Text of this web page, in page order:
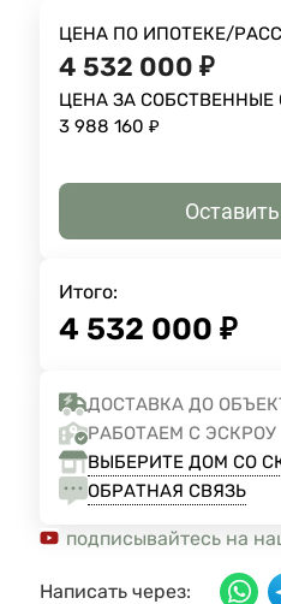
ЦЕНА ПО ИПОТЕКЕ/
4 532 000 ₽
ЦЕНА ЗА СОБСТВЕННЫЕ
3 988 160 ₽
Итого:
4 532 000 ₽
ДОСТАВКА ДО
РАБОТАЕМ С ЭСКРОУ
ВЫБЕРИТЕ ДОМ СО
ОБРАТНАЯ СВЯЗЬ
подписывайтесь на
Написать через: